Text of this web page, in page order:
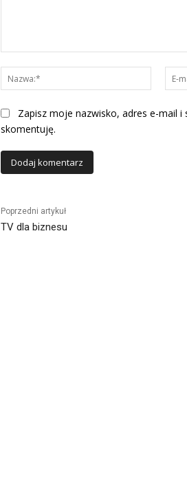
Nazwa:*
Zapisz moje nazwisko, adres e-mail
skomentuję.
Poprzedni artykuł
TV dla biznesu